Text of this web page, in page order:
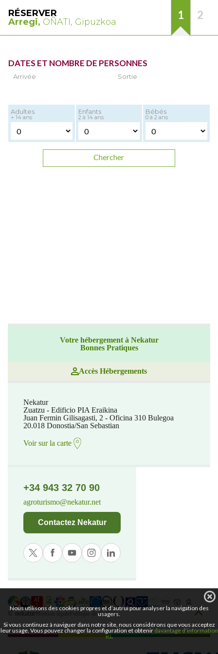
RÉSERVER
Arregi, OÑATI, Gipuzkoa
1 2
DATES ET NOMBRE DE PERSONNES
Arrivée Sortie
Adultes
+ 14 ans
Enfants
2 à 14 ans
Bébés
0 à 2 ans
Chercher
Votre hébergement à Nekatur
Bonnes Pratiques
Accès Hébergements
Nekatur
Zuatzu - Edificio PIA Eraikina
Juan Fermin Gilisagasti, 2 - Oficina 310 Bulegoa
20.018 Donostia/San Sebastian
Voir sur la carte
+34 943 32 70 90
agroturismo@nekatur.net
Contactez Nekatur
© nekatur Politique de Cookies
Nous utilisons des cookies propres et d’autrui pour analyser la navigation des
usagers.
Si vous continuez à naviguer dans notre site, nous considérons que vous acceptez
leur usage. Vous pouvez changer la configuration et obtenir davantage d’information
ici.